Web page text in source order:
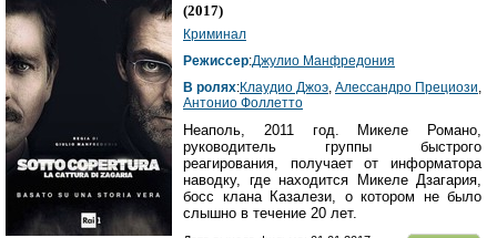
(2017)
Криминал
Режиссер:Джулио Манфредония
В ролях:Клаудио Джоэ Алессандро Прециози
Антонио Фоллетто
Неаполь, 2011 год. Микеле Романо,
руководитель группы быстрого
реагирования, получает от информатора
наводку, где находится Микеле Дзагария,
босс клана Казалези, о котором не было
слышно в течение 20 лет.